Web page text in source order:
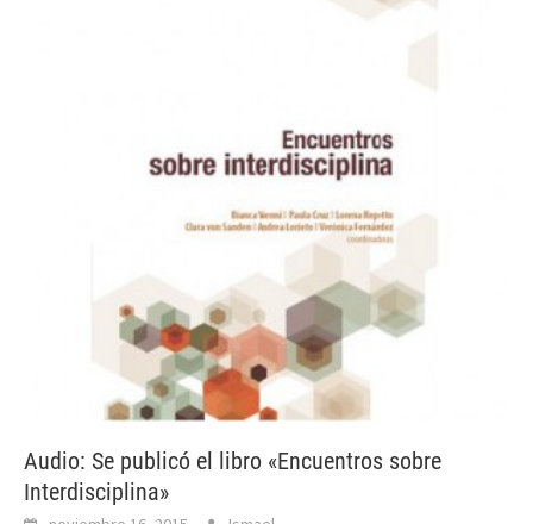
Audio: Se publicó el libro «Encuentros sobre
Interdisciplina»